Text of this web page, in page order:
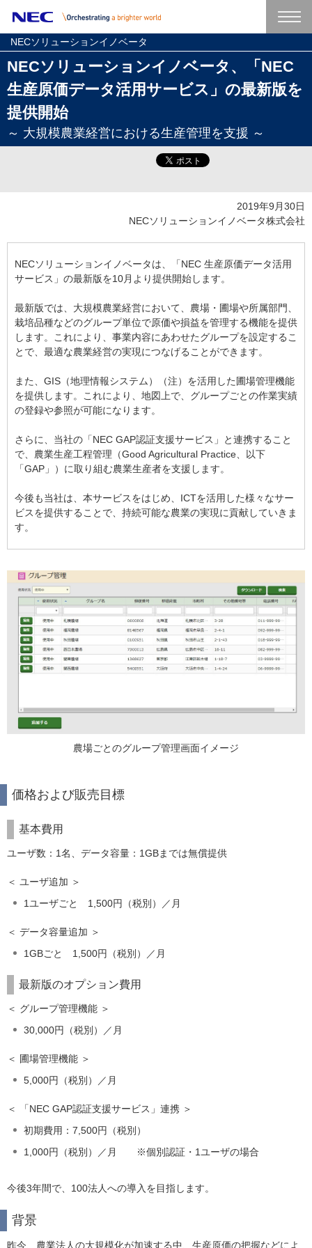
NECソリューションイノベータ
NECソリューションイノベータ、「NEC
生産原価データ活用サービス」の最新版を
提供開始
～ 大規模農業経営における生産管理を支援 ～
2019年9月30日
NECソリューションイノベータ株式会社
NECソリューションイノベータは、「NEC 生産原価データ活用
サービス」の最新版を10月より提供開始します。
最新版では、大規模農業経営において、農場・圃場や所属部門、
栽培品種などのグループ単位で原価や損益を管理する機能を提供
します。これにより、事業内容にあわせたグループを設定するこ
とで、最適な農業経営の実現につなげることができます。
また、GIS（地理情報システム）（注）を活用した圃場管理機能
を提供します。これにより、地図上で、グループごとの作業実績
の登録や参照が可能になります。
さらに、当社の「NEC GAP認証支援サービス」と連携すること
で、農業生産工程管理（Good Agricultural Practice、以下
「GAP」）に取り組む農業生産者を支援します。
今後も当社は、本サービスをはじめ、ICTを活用した様々なサー
ビスを提供することで、持続可能な農業の実現に貢献していきま
す。
農場ごとのグループ管理画面イメージ
価格および販売目標
基本費用
ユーザ数：1名、データ容量：1GBまでは無償提供
＜ ユーザ追加 ＞
1ユーザごと 1,500円（税別）／月
＜ データ容量追加 ＞
1GBごと 1,500円（税別）／月
最新版のオプション費用
＜ グループ管理機能 ＞
30,000円（税別）／月
＜ 圃場管理機能 ＞
5,000円（税別）／月
＜ 「NEC GAP認証支援サービス」連携 ＞
初期費用：7,500円（税別）
1,000円（税別）／月 ※個別認証・1ユーザの場合
今後3年間で、100法人への導入を目指します。
背景
昨今、農業法人の大規模化が加速する中、生産原価の把握などによ